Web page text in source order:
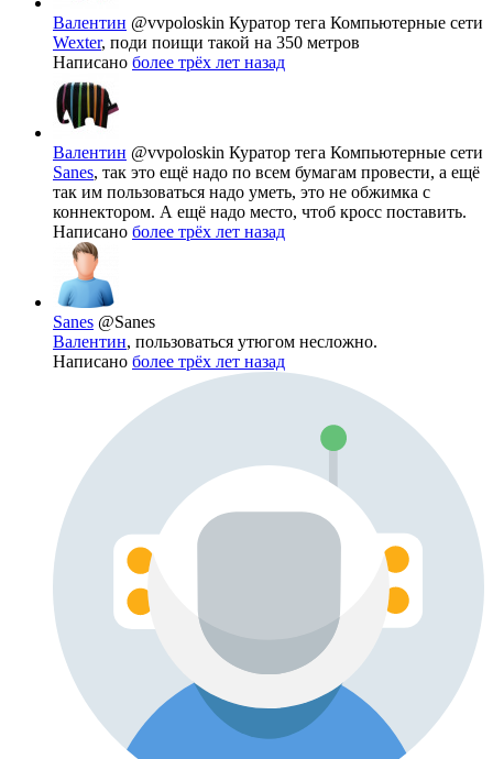
Валентин @vvpoloskin Куратор тега Компьютерные сети
Wexter, поди поищи такой на 350 метров
Написано более трёх лет назад
Валентин @vvpoloskin Куратор тега Компьютерные сети
Sanes, так это ещё надо по всем бумагам провести, а ещё
так им пользоваться надо уметь, это не обжимка с
коннектором. А ещё надо место, чтоб кросс поставить.
Написано более трёх лет назад
Sanes @Sanes
Валентин, пользоваться утюгом несложно.
Написано более трёх лет назад